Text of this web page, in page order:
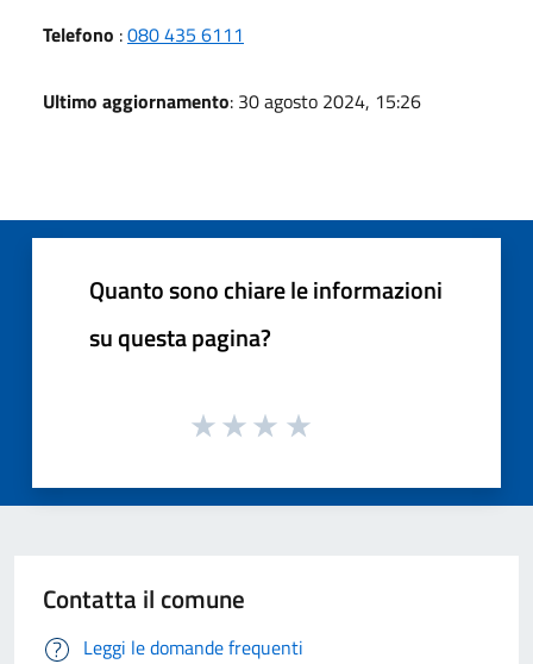
Telefono :080 435 6111
Ultimo aggiornamento: 30 agosto 2024, 15:26
Quanto sono chiare le informazioni
su questa pagina?
Contatta il comune
Leggi le domande frequenti